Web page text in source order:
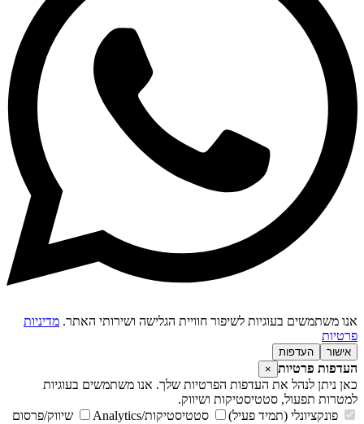
משתמשים בעוגיות לשיפור חוויית הגלישה ושירותי האתר.מדיניות
אישור העדפות
פרטיות ×
ניתן לנהל את העדפות הפרטיות שלך. אנו משתמשים בעוגיות
תפעול, סטטיסטיקות ושיווק.
פונקציונלי (תמיד פעיל)
סטטיסטיקות/Analytics
שיווק/פרסום